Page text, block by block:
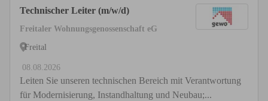
Technischer Leiter (m/w/d)
Freitaler Wohnungsgenossenschaft eG
Freital
08.08.2026
Leiten Sie unseren technischen Bereich mit Verantwortung
für Modernisierung, Instandhaltung und Neubau;...